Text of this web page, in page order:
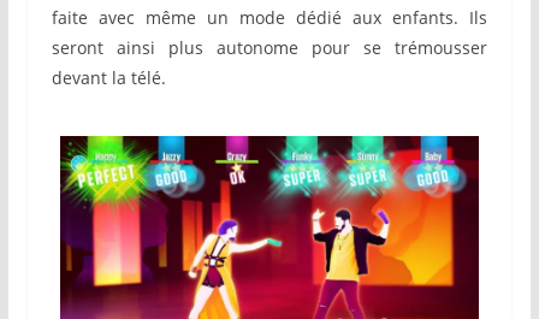
faite avec même un mode dédié aux enfants. Ils
seront ainsi plus autonome pour se trémousser
devant la télé.